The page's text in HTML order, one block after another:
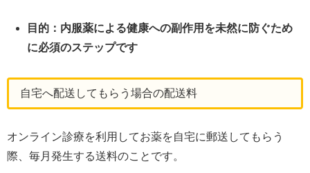
目的：内服薬による健康への副作用を未然に防ぐため
に必須のステップです
自宅へ配送してもらう場合の配送料
オンライン診療を利用してお薬を自宅に郵送してもらう
際、毎月発生する送料のことです。